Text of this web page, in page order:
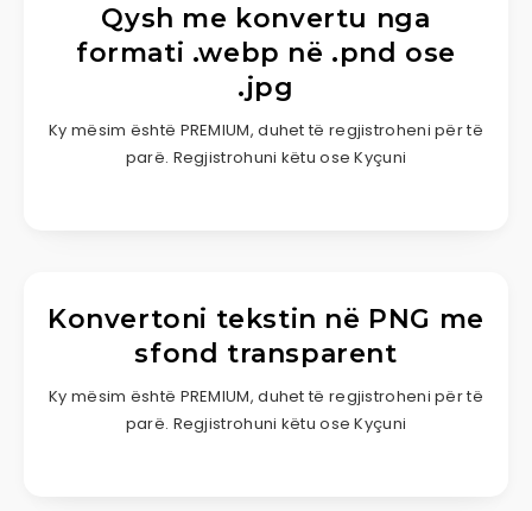
Qysh me konvertu nga
formati .webp në .pnd ose
.jpg
Ky mësim është PREMIUM, duhet të regjistroheni për të
parë. Regjistrohuni këtu ose Kyçuni
Konvertoni tekstin në PNG me
sfond transparent
Ky mësim është PREMIUM, duhet të regjistroheni për të
parë. Regjistrohuni këtu ose Kyçuni